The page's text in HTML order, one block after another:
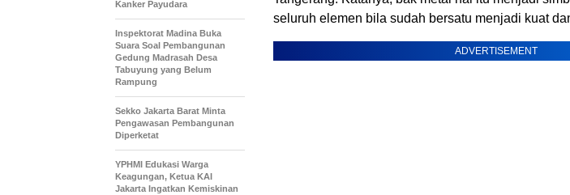
seluruh elemen bila sudah bersatu menjadi kuat
ADVERTISEMENT
Kanker Payudara
Inspektorat Madina Buka
Suara Soal Pembangunan
Gedung Madrasah Desa
Tabuyung yang Belum
Rampung
Sekko Jakarta Barat Minta
Pengawasan Pembangunan
Diperketat
YPHMI Edukasi Warga
Keagungan, Ketua KAI
Jakarta Ingatkan Kemiskinan